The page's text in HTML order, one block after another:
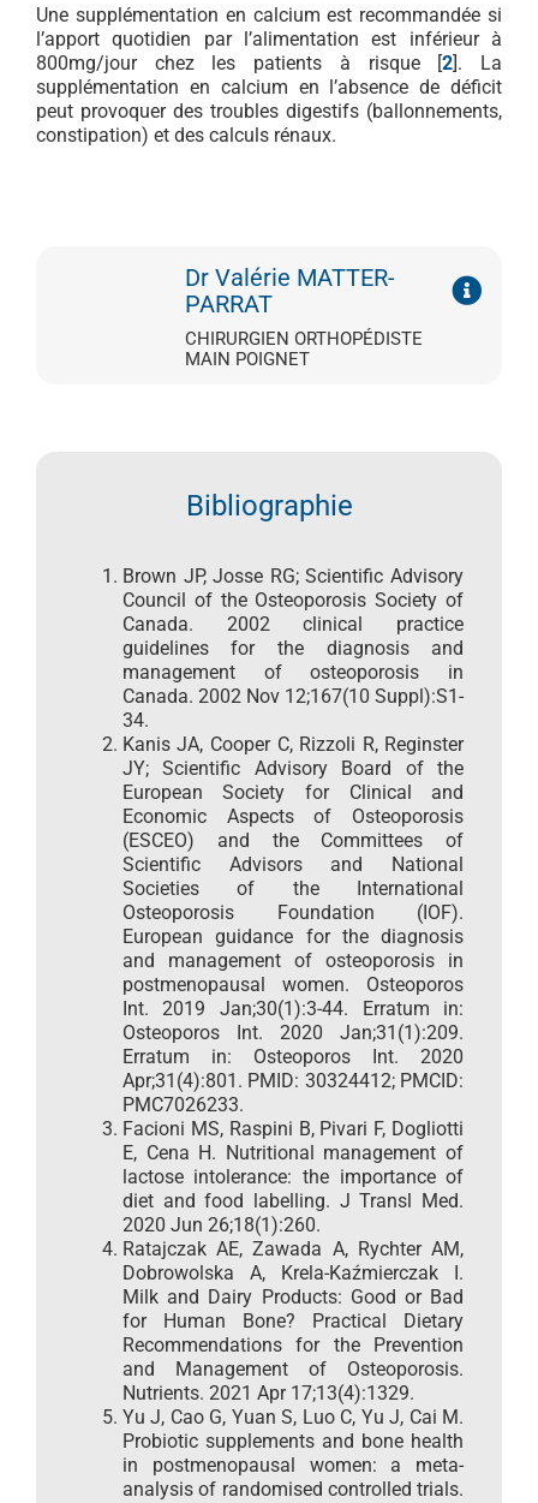
Une supplémentation en calcium est recommandée si
l’apport quotidien par l’alimentation est inférieur à
800mg/jour chez les patients à risque [2]. La
supplémentation en calcium en l’absence de déficit
peut provoquer des troubles digestifs (ballonnements,
constipation) et des calculs rénaux.
Dr Valérie MATTER-
PARRAT
CHIRURGIEN ORTHOPÉDISTE
MAIN POIGNET
Bibliographie
Brown JP, Josse RG; Scientific Advisory
Council of the Osteoporosis Society of
Canada. 2002 clinical practice
guidelines for the diagnosis and
management of osteoporosis in
Canada. 2002 Nov 12;167(10 Suppl):S1-
34.
Kanis JA, Cooper C, Rizzoli R, Reginster
JY; Scientific Advisory Board of the
European Society for Clinical and
Economic Aspects of Osteoporosis
(ESCEO) and the Committees of
Scientific Advisors and National
Societies of the International
Osteoporosis Foundation (IOF).
European guidance for the diagnosis
and management of osteoporosis in
postmenopausal women. Osteoporos
Int. 2019 Jan;30(1):3-44. Erratum in:
Osteoporos Int. 2020 Jan;31(1):209.
Erratum in: Osteoporos Int. 2020
Apr;31(4):801. PMID: 30324412; PMCID:
PMC7026233.
Facioni MS, Raspini B, Pivari F, Dogliotti
E, Cena H. Nutritional management of
lactose intolerance: the importance of
diet and food labelling. J Transl Med.
2020 Jun 26;18(1):260.
Ratajczak AE, Zawada A, Rychter AM,
Dobrowolska A, Krela-Kaźmierczak I.
Milk and Dairy Products: Good or Bad
for Human Bone? Practical Dietary
Recommendations for the Prevention
and Management of Osteoporosis.
Nutrients. 2021 Apr 17;13(4):1329.
Yu J, Cao G, Yuan S, Luo C, Yu J, Cai M.
Probiotic supplements and bone health
in postmenopausal women: a meta-
analysis of randomised controlled trials.